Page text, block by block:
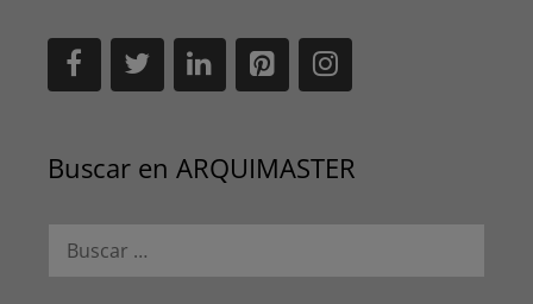
Buscar en ARQUIMASTER